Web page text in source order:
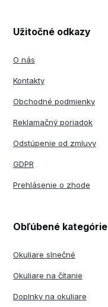
Užitočné odkazy
O nás
Kontakty
Obchodné podmienky
Reklamačný poriadok
Odstúpenie od zmluvy
GDPR
Prehlásenie o zhode
Obľúbené kategórie
Okuliare slnečné
Okuliare na čítanie
Doplnky na okuliare